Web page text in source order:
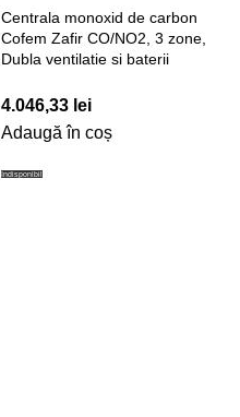
Centrala monoxid de carbon
Cofem Zafir CO/NO2, 3 zone,
Dubla ventilatie si baterii
4.046,33 lei
Adaugă în coș
Indisponibil